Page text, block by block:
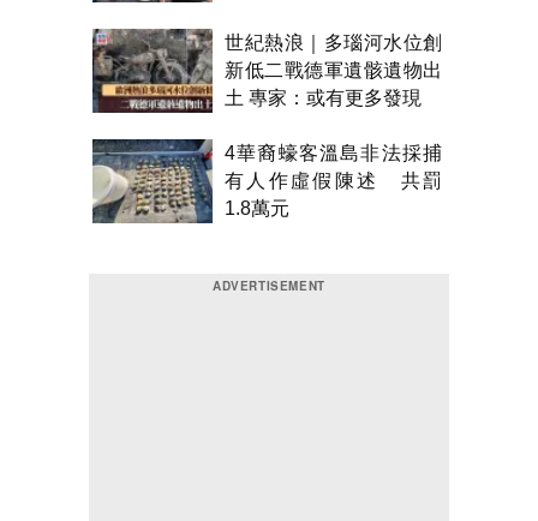
世紀熱浪｜多瑙河水位創
新低二戰德軍遺骸遺物出
土 專家：或有更多發現
4華裔蠔客溫島非法採捕
有人作虛假陳述 共罰
1.8萬元